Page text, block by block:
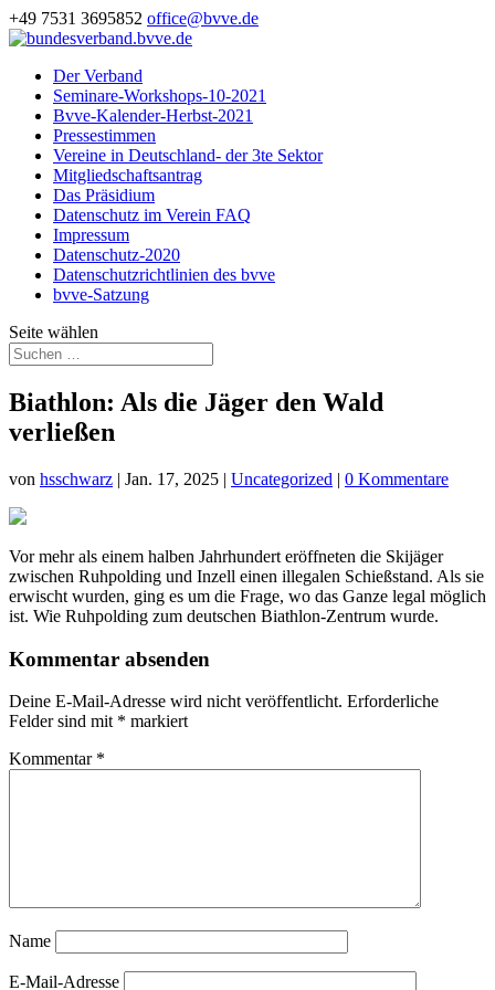
+49 7531 3695852 office@bvve.de
Der Verband
Seminare-Workshops-10-2021
Bvve-Kalender-Herbst-2021
Pressestimmen
Vereine in Deutschland- der 3te Sektor
Mitgliedschaftsantrag
Das Präsidium
Datenschutz im Verein FAQ
Impressum
Datenschutz-2020
Datenschutzrichtlinien des bvve
bvve-Satzung
Seite wählen
Biathlon: Als die Jäger den Wald
verließen
von hsschwarz | Jan. 17, 2025 | Uncategorized | 0 Kommentare
Vor mehr als einem halben Jahrhundert eröffneten die Skijäger
zwischen Ruhpolding und Inzell einen illegalen Schießstand. Als sie
erwischt wurden, ging es um die Frage, wo das Ganze legal möglich
ist. Wie Ruhpolding zum deutschen Biathlon-Zentrum wurde.
Kommentar absenden
Deine E-Mail-Adresse wird nicht veröffentlicht. Erforderliche
Felder sind mit * markiert
Kommentar *
Name
E-Mail-Adresse